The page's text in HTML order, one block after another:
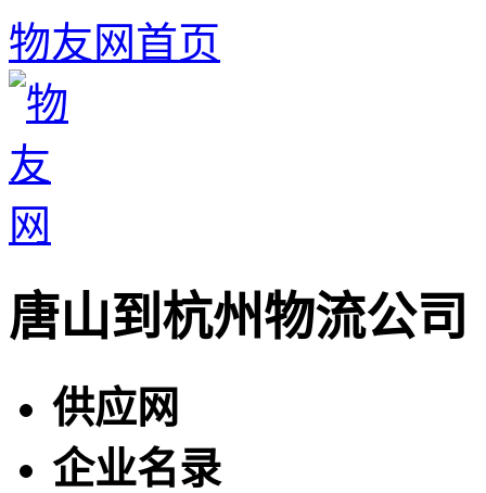
物友网首页
唐山到杭州物流公司
供应网
企业名录